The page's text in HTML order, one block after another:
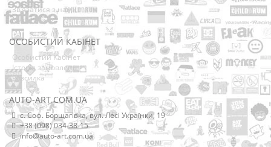
Зв’язатися з нами
Мапа сайту
ОСОБИСТИЙ КАБІНЕТ
Особистий Кабінет
Історія замовлень
Розсилка
AUTO-ART.COM.UA
с. Соф. Борщагівка, вул. Лесі Українки, 19
+38 (098) 034-38-15
info@auto-art.com.ua